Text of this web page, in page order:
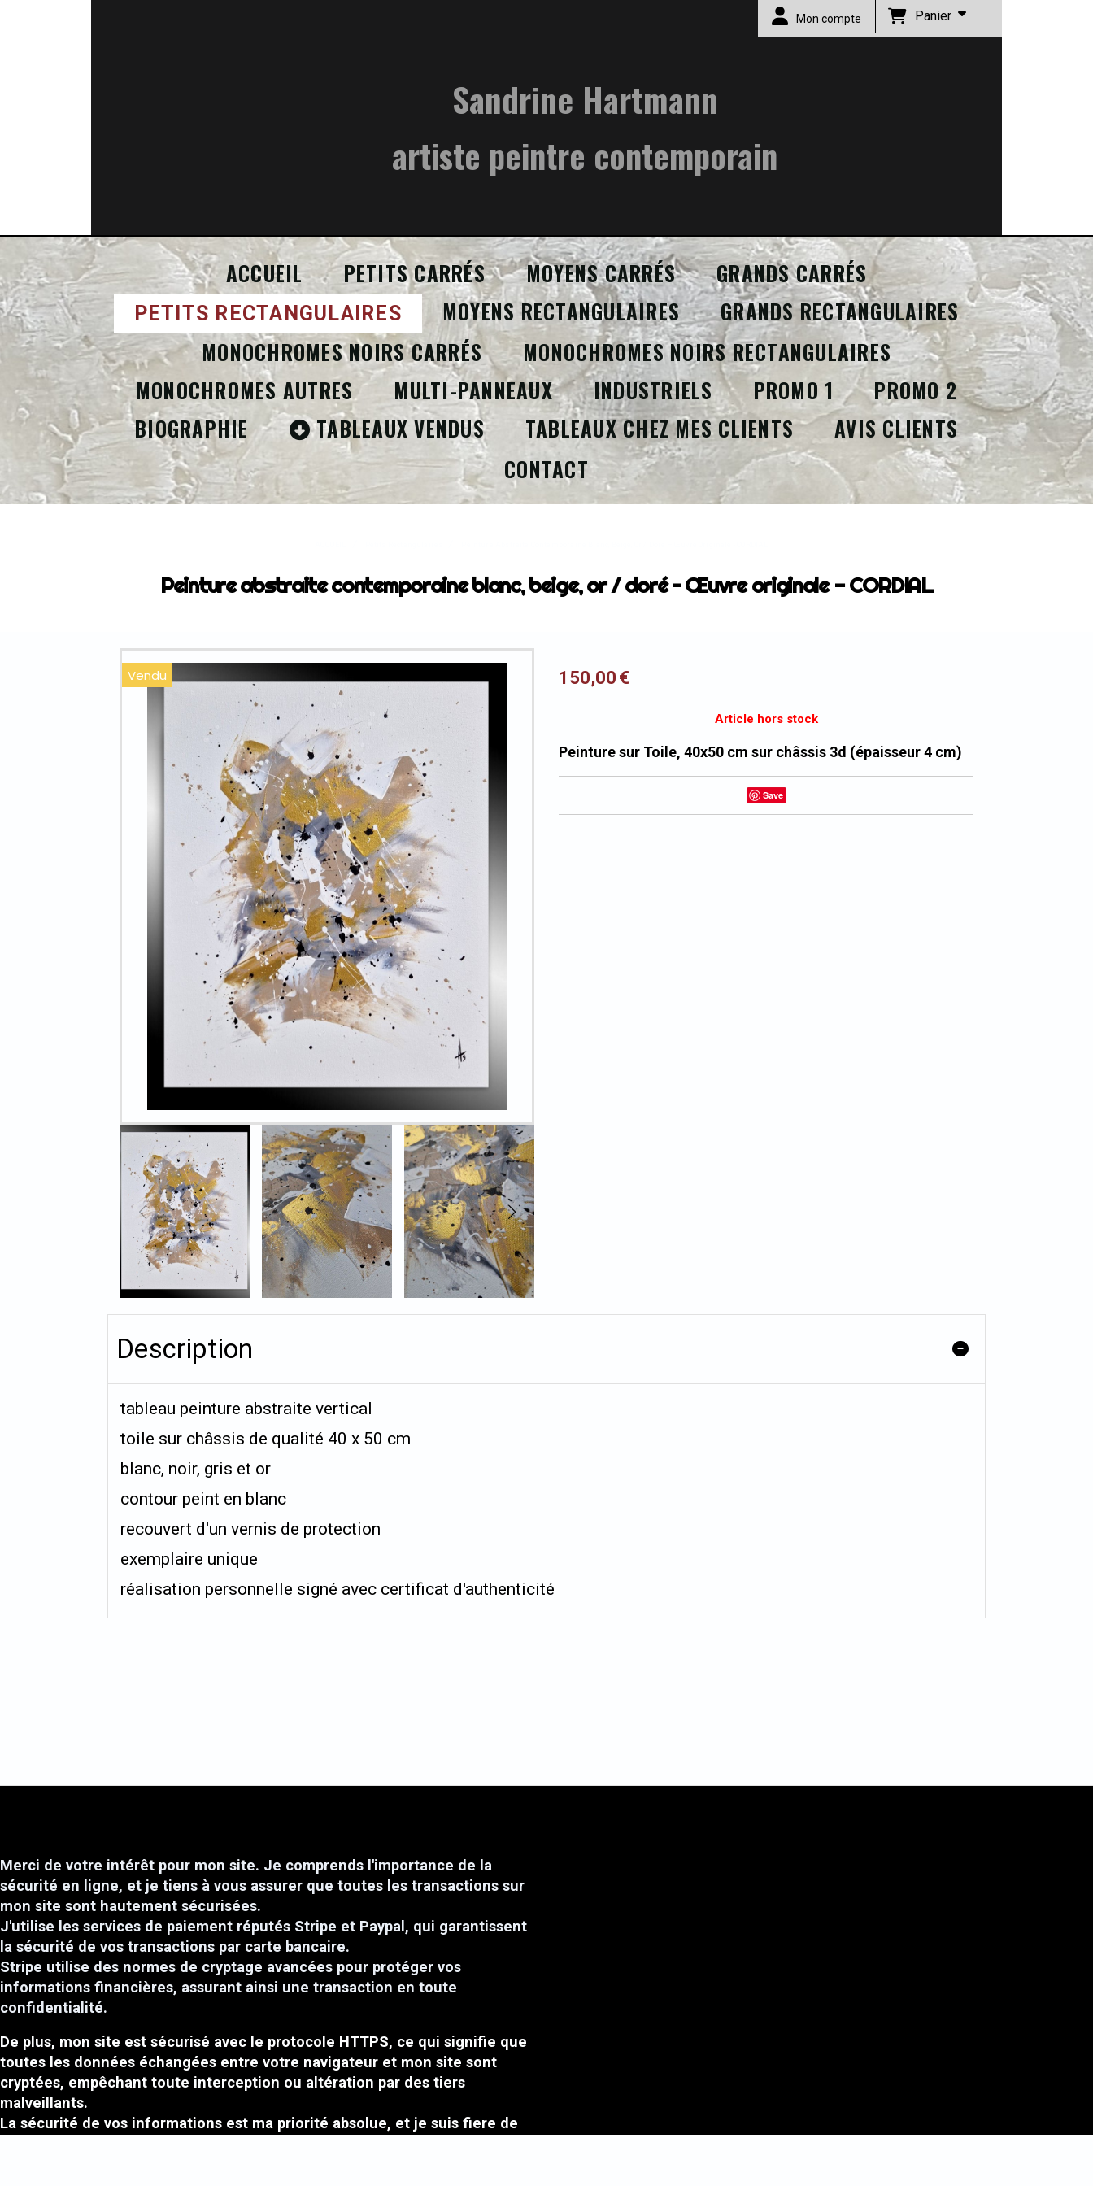
Sandrine Hartmann
artiste peintre contemporain
Mon compte Panier
ACCUEIL PETITS CARRÉS MOYENS CARRÉS GRANDS CARRÉS
PETITS RECTANGULAIRES MOYENS RECTANGULAIRES
GRANDS RECTANGULAIRES
MONOCHROMES NOIRS CARRÉS
MONOCHROMES NOIRS RECTANGULAIRES
MONOCHROMES AUTRES
MULTI-PANNEAUX INDUSTRIELS PROMO 1
PROMO 2
BIOGRAPHIE
TABLEAUX VENDUS TABLEAUX CHEZ MES CLIENTS
AVIS CLIENTS
CONTACT
Peinture abstraite contemporaine blanc, beige, or / doré – Œuvre originale - CORDIAL
Vendu 150,00 €
Article hors stock
Peinture sur Toile, 40x50 cm sur châssis 3d (épaisseur 4 cm)
Save
Description
tableau peinture abstraite vertical
toile sur châssis de qualité 40 x 50 cm
blanc, noir, gris et or
contour peint en blanc
recouvert d'un vernis de protection
exemplaire unique
réalisation personnelle signé avec certificat d'authenticité
Merci de votre intérêt pour mon site. Je comprends l'importance de la
sécurité en ligne, et je tiens à vous assurer que toutes les transactions sur
mon site sont hautement sécurisées.
J'utilise les services de paiement réputés Stripe et Paypal, qui garantissent
la sécurité de vos transactions par carte bancaire.
Stripe utilise des normes de cryptage avancées pour protéger vos
informations financières, assurant ainsi une transaction en toute
confidentialité.
De plus, mon site est sécurisé avec le protocole HTTPS, ce qui signifie que
toutes les données échangées entre votre navigateur et mon site sont
cryptées, empêchant toute interception ou altération par des tiers
malveillants.
La sécurité de vos informations est ma priorité absolue, et je suis fiere de